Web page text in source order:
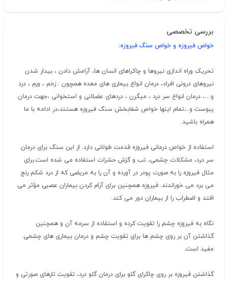
بررسی تخصصی
خواص فیروزه و خواص سنگ فیروزه:
تحریک وراه اندازی نیروها و چاکراهای انسان ها، آرامش دادن ، بیدار شدن
نیروهای درونی افراد، درمان انواع بیماری های معده همچون : زخم ، ورم ، درد
و…، درمان انواع سر درد ، میگرن ، دردهای عضلانی و استخوانی ،جهت درمان
یبوست و..،تمام اینها خواص شفابخش سنگ فیروزه هستند،در ادامه با ما
همراه باشید.
استفاده از خواص درمانی فیروزه قدمت طولانی دارد. از این سنگ برای درمان
سر درد، مشکلات چشمی، تب و گزش حشرات استفاده می شده است.برای
مثال فیروزه را به صورت پودر در آورده و آن را به مریضی که از درد شکم رنج
می برد می خوراندند. فیروزه همچنین برای آرام کردن بیماران عصبی مؤثر می
افتد و اضطراب را از بیماران دور می کند.
نگاه به فیروزه چشم را تقویت کرده و استفاده از سرمه آن و همچنین
گذاشتن آن بر روی چشم ها برای تقویت چشم و درمان بیماری های چشمی
مفید است.
گذاشتن فیروزه بر روی چاکرای گلو برای درمان گلو درد، تقویت تارهای صورتی و